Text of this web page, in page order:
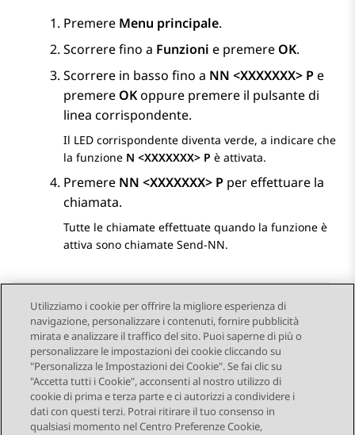
Premere Menu principale.
Scorrere fino a Funzioni e premere OK.
Scorrere in basso fino a NN <XXXXXXX> P e
premere OKoppure premere il pulsante di
linea corrispondente.
Il LED corrispondente diventa verde, a indicare che
la funzione N <XXXXXXX> P è attivata.
Premere NN <XXXXXXX> P per effettuare la
chiamata.
Tutte le chiamate effettuate quando la funzione è
attiva sono chiamate Send-NN.
Send Feedback
Navigazione argomento
Argomento precedente Argomento successivo
Utilizziamo i cookie per offrire la migliore esperienza di
navigazione, personalizzare i contenuti, fornire pubblicità
mirata e analizzare il traffico del sito. Puoi saperne di più o
personalizzare le impostazioni dei cookie cliccando su
"Personalizza le Impostazioni dei Cookie". Se fai clic su
"Accetta tutti i Cookie", acconsenti al nostro utilizzo di
cookie di prima e terza parte e ci autorizzi a condividere i
dati con questi terzi. Potrai ritirare il tuo consenso in
qualsiasi momento nel Centro Preferenze Cookie,